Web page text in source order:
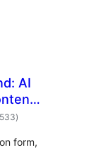
AI
कुल
दर)
form,